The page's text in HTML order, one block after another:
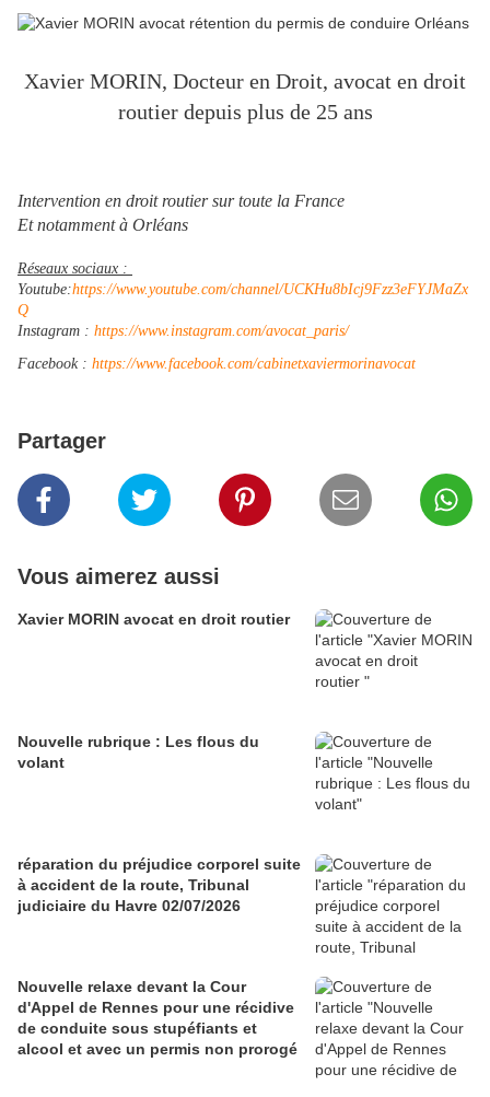
Xavier MORIN, Docteur en Droit, avocat en droit
routier depuis plus de 25 ans
Intervention en droit routier sur toute la France
Et notamment à Orléans
Réseaux sociaux :
Youtube:https://www.youtube.com/channel/UCKHu8bIcj9Fzz3eFYJMaZx
Q
Instagram : https://www.instagram.com/avocat_paris/
Facebook : https://www.facebook.com/cabinetxaviermorinavocat
Partager
Vous aimerez aussi
Xavier MORIN avocat en droit routier
Nouvelle rubrique : Les flous du
volant
réparation du préjudice corporel suite
à accident de la route, Tribunal
judiciaire du Havre 02/07/2026
Nouvelle relaxe devant la Cour
d'Appel de Rennes pour une récidive
de conduite sous stupéfiants et
alcool et avec un permis non prorogé